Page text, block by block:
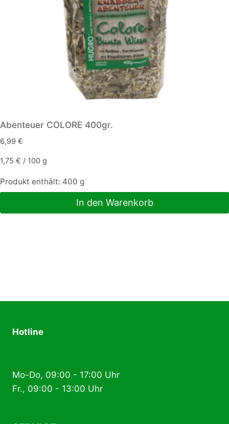
Abenteuer COLORE 400gr.
6,99 €
1,75 € / 100 g
Produkt enthält: 400 g
In den Warenkorb
Hotline
Mo-Do, 09:00 - 17:00 Uhr
Fr., 09:00 - 13:00 Uhr